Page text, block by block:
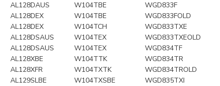
AL128DAUS
W104TBE
WGD833F
AL128DEX
W104TBE
WGD833FOLD
AL128DEX
W104TCH
WGD833TXE
AL128DSAUS
W104TEX
WGD833TXEOLD
AL128DSAUS
W104TEX
WGD834TF
AL128XBE
W104TTK
WGD834TR
AL128XFR
W104TXTK
WGD834TROLD
AL129SLBE
W104TXSBE
WGD835TXI